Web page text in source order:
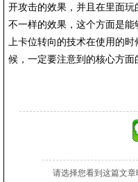
开攻击的效果，并且在里面
不一样的效果，这个方面是
上卡位转向的技术在使用的
候，一定要注意到的核心方面
请选择您看到这篇文